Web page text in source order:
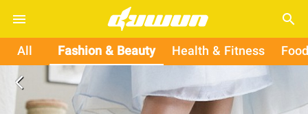
search
All Fashion & Beauty Health & Fitness
arrow_back_ios